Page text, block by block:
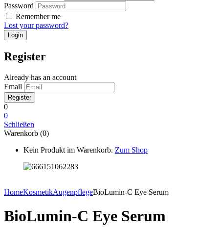
Password
Remember me
Lost your password?
Register
Already has an account
Email
0
0
Schließen
Warenkorb (0)
Kein Produkt im Warenkorb. Zum Shop
HomeKosmetikAugenpflegeBioLumin-C Eye Serum
BioLumin-C Eye Serum